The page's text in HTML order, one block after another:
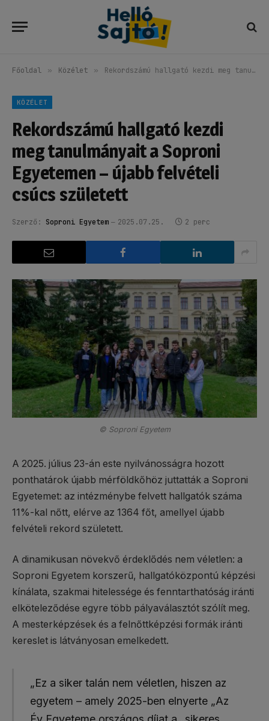
Főoldal » Közélet » Rekordszámú hallgató kezdi meg tanulmányait a Soproni Egyetemen – újabb felvételi csúcs született
KÖZÉLET
Rekordszámú hallgató kezdi
meg tanulmányait a Soproni
Egyetemen – újabb felvételi
csúcs született
Szerző: Soproni Egyetem 2025.07.25. 2 perc
© Soproni Egyetem
A 2025. július 23-án este nyilvánosságra hozott
ponthatárok újabb mérföldkőhöz juttatták a Soproni
Egyetemet: az intézménybe felvett hallgatók száma
11%-kal nőtt, elérve az 1364 főt, amellyel újabb
felvételi rekord született.
A dinamikusan növekvő érdeklődés nem véletlen: a
Soproni Egyetem korszerű, hallgatóközpontú képzési
kínálata, szakmai hitelessége és fenntarthatóság iránti
elköteleződése egyre több pályaválasztót szólít meg.
A mesterképzések és a felnőttképzési formák iránti
kereslet is látványosan emelkedett.
„Ez a siker talán nem véletlen, hiszen az
egyetem – amely 2025-ben elnyerte „Az